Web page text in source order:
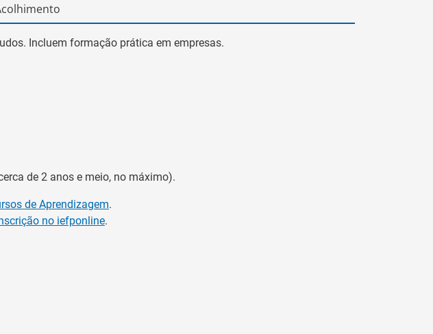
Incluem formação prática em empresas.
de 2 anos e meio, no máximo).
de Aprendizagem.
no iefponline.